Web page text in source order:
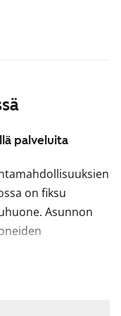
palveluita
on fiksu
Asunnon